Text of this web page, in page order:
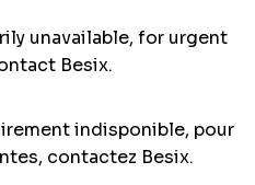
unavailable, for urgent
Besix.
indisponible, pour
contactez Besix.